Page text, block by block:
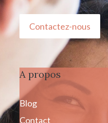
Contactez-nous
A propos
Blog
Contact